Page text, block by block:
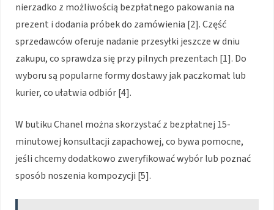
nierzadko z możliwością bezpłatnego pakowania na
prezent i dodania próbek do zamówienia [2]. Część
sprzedawców oferuje nadanie przesyłki jeszcze w dniu
zakupu, co sprawdza się przy pilnych prezentach [1]. Do
wyboru są popularne formy dostawy jak paczkomat lub
kurier, co ułatwia odbiór [4].
W butiku Chanel można skorzystać z bezpłatnej 15-
minutowej konsultacji zapachowej, co bywa pomocne,
jeśli chcemy dodatkowo zweryfikować wybór lub poznać
sposób noszenia kompozycji [5].